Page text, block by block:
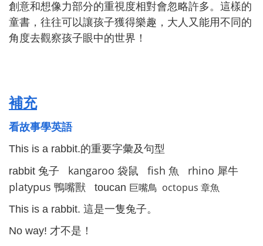
創意和想像力部分的重視度相對會忽略許多。這樣的
童書，往往可以讓孩子獲得樂趣，大人又能用不同的
角度去觀察孩子眼中的世界！
補充
看故事學英語
This is a rabbit.的重要字彙及句型
rabbit 兔子 kangaroo 袋鼠 fish 魚 rhino 犀牛
platypus 鴨嘴獸 toucan 巨嘴鳥 octopus 章魚
This is a rabbit. 這是一隻兔子。
No way! 才不是！